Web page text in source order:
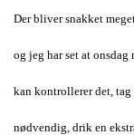
Der bliver snakket
og jeg har set at
kan kontrollerer det,
nødvendig, drik en